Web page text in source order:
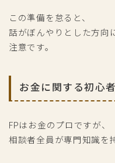
この準備を怠ると、
話がぼんやりとした方向
注意です。
お金に関する初心
FPはお金のプロですが、
相談者全員が専門知識を